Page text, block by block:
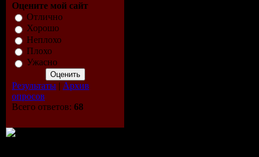
Оцените мой сайт
Отлично
Хорошо
Неплохо
Плохо
Ужасно
Результаты | Архив
опросов
Всего ответов: 68